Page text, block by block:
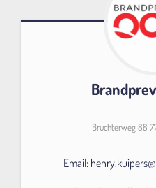
Bruchterweg 88
Email: